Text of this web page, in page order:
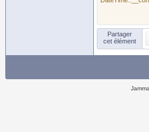
Partager
cet élément